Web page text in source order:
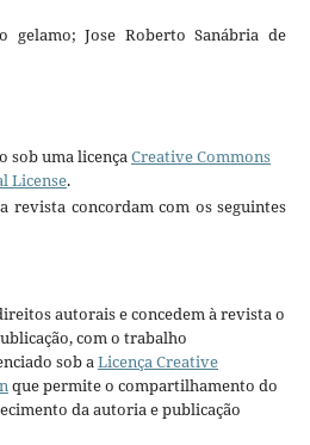
gelamo; Jose Roberto Sanábria de
sob uma licençaCreative Commons
License.
revista concordam com os seguintes
autorais e concedem à revista o
com o trabalho
sob aLicença Creative
que permite o compartilhamento do
da autoria e publicação